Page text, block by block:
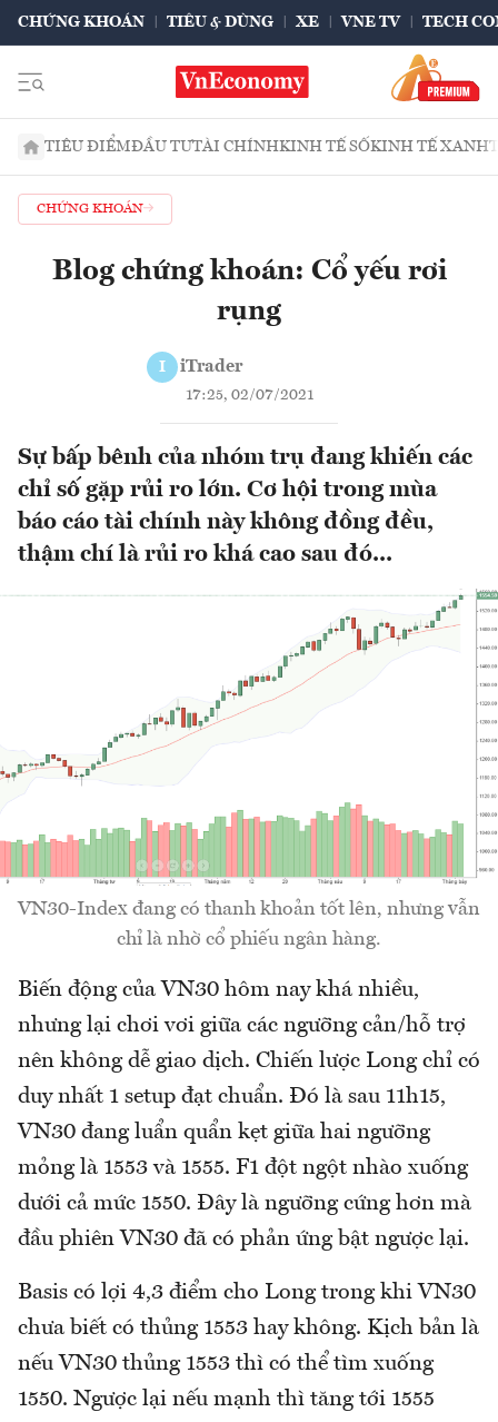
CHỨNG KHOÁN TIÊU & DÙNG XE VNE TV TECH
TIÊU ĐIỂMĐẦU TƯTÀI CHÍNHKINH TẾ SỐKINH TẾ XANH
CHỨNG KHOÁN
Blog chứng khoán: Cổ yếu rơi
rụng
I iTrader
17:25, 02/07/2021
Sự bấp bênh của nhóm trụ đang khiến các
chỉ số gặp rủi ro lớn. Cơ hội trong mùa
báo cáo tài chính này không đồng đều,
thậm chí là rủi ro khá cao sau đó...
VN30-Index đang có thanh khoản tốt lên, nhưng vẫn
chỉ là nhờ cổ phiếu ngân hàng.
Biến động của VN30 hôm nay khá nhiều,
nhưng lại chơi vơi giữa các ngưỡng cản/hỗ trợ
nên không dễ giao dịch. Chiến lược Long chỉ có
duy nhất 1 setup đạt chuẩn. Đó là sau 11h15,
VN30 đang luẩn quẩn kẹt giữa hai ngưỡng
mỏng là 1553 và 1555. F1 đột ngột nhào xuống
dưới cả mức 1550. Đây là ngưỡng cứng hơn mà
đầu phiên VN30 đã có phản ứng bật ngược lại.
Basis có lợi 4,3 điểm cho Long trong khi VN30
chưa biết có thủng 1553 hay không. Kịch bản là
nếu VN30 thủng 1553 thì có thể tìm xuống
1550. Ngược lại nếu mạnh thì tăng tới 1555